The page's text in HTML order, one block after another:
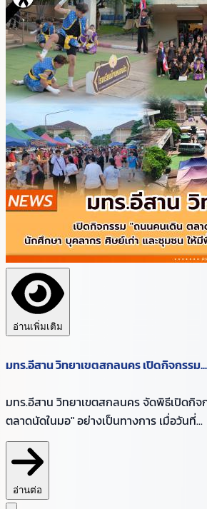
อ่านเพิ่มเติม
มทร.อีสาน วิทยาเขตสกลนคร เปิดกิจกรรม...
มทร.อีสาน วิทยาเขตสกลนคร จัดพิธีเปิดกิ
ตลาดนัดในมอ" อย่างเป็นทางการ เมื่อวันที่...
อ่านต่อ